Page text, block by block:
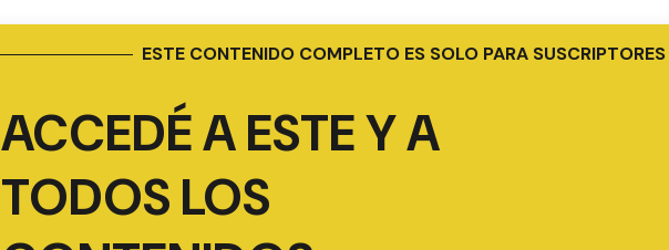
ESTE CONTENIDO COMPLETO ES SOLO PARA SUSCRIPTORES
ACCEDÉ A ESTE Y A
TODOS LOS